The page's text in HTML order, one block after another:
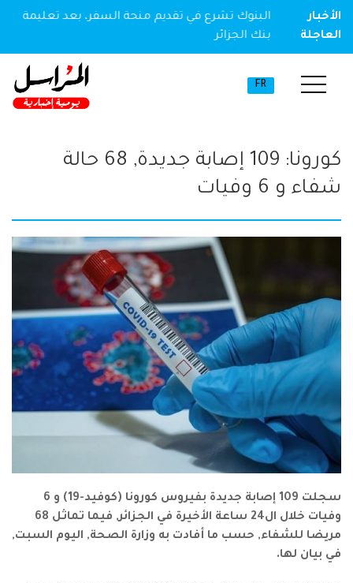
الأخبار
العاجلة
مخدر
البنوك تشرع في تقديم منحة السفر، بعد تعليمة
بنك الجزائر
FR
كورونا: 109 إصابة جديدة, 68 حالة
شفاء و 6 وفيات
سجلت 109 إصابة جديدة بفيروس كورونا (كوفيد-19) و 6
وفيات خلال ال24 ساعة الأخيرة في الجزائر, فيما تماثل 68
مريضا للشفاء, حسب ما أفادت به وزارة الصحة, اليوم السبت,
في بيان لها.